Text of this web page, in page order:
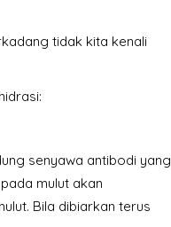
tidak kita kenali
senyawa antibodi yang
mulut akan
Bila dibiarkan terus